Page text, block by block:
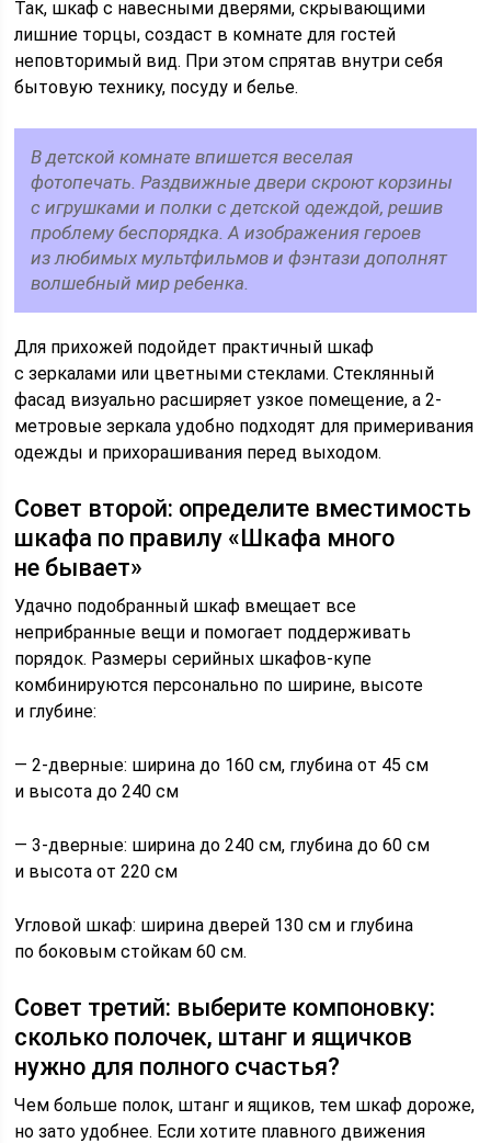
Так, шкаф с навесными дверями, скрывающими
лишние торцы, создаст в комнате для гостей
неповторимый вид. При этом спрятав внутри себя
бытовую технику, посуду и белье.
В детской комнате впишется веселая
фотопечать. Раздвижные двери скроют корзины
с игрушками и полки с детской одеждой, решив
проблему беспорядка. А изображения героев
из любимых мультфильмов и фэнтази дополнят
волшебный мир ребенка.
Для прихожей подойдет практичный шкаф
с зеркалами или цветными стеклами. Стеклянный
фасад визуально расширяет узкое помещение, а 2-
метровые зеркала удобно подходят для примеривания
одежды и прихорашивания перед выходом.
Совет второй: определите вместимость
шкафа по правилу «Шкафа много
не бывает»
Удачно подобранный шкаф вмещает все
неприбранные вещи и помогает поддерживать
порядок. Размеры серийных шкафов-купе
комбинируются персонально по ширине, высоте
и глубине:
— 2-дверные: ширина до 160 см, глубина от 45 см
и высота до 240 см
— 3-дверные: ширина до 240 см, глубина до 60 см
и высота от 220 см
Угловой шкаф: ширина дверей 130 см и глубина
по боковым стойкам 60 см.
Совет третий: выберите компоновку:
сколько полочек, штанг и ящичков
нужно для полного счастья?
Чем больше полок, штанг и ящиков, тем шкаф дороже,
но зато удобнее. Если хотите плавного движения